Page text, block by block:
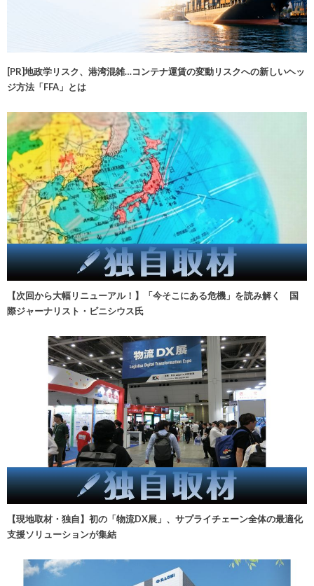
[PR]地政学リスク、港湾混雑…コンテナ運賃の変動リスクへの新しいヘッ
ジ方法「FFA」とは
【次回から大幅リニューアル！】「今そこにある危機」を読み解く 国
際ジャーナリスト・ビニシウス氏
【現地取材・独自】初の「物流DX展」、サプライチェーン全体の最適化
支援ソリューションが集結